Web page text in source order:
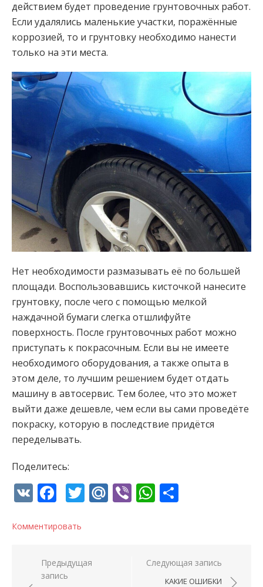
действием будет проведение грунтовочных работ.
Если удалялись маленькие участки, поражённые
коррозией, то и грунтовку необходимо нанести
только на эти места.
Нет необходимости размазывать её по большей
площади. Воспользовавшись кисточкой нанесите
грунтовку, после чего с помощью мелкой
наждачной бумаги слегка отшлифуйте
поверхность. После грунтовочных работ можно
приступать к покрасочным. Если вы не имеете
необходимого оборудования, а также опыта в
этом деле, то лучшим решением будет отдать
машину в автосервис. Тем более, что это может
выйти даже дешевле, чем если вы сами проведёте
покраску, которую в последствие придётся
переделывать.
Поделитесь:
VK Facebook
Twitter
Mail.Ru
ViberWhatsApp
Комментировать
Навигация по записям
Предыдущая
запись
Следующая запись
КАКИЕ ОШИБКИ